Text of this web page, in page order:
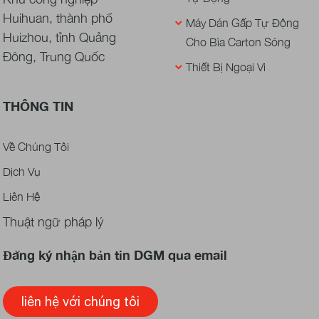
Huihuan, thành phố
Huizhou, tỉnh Quảng
Đông, Trung Quốc
Máy Dán Gấp Tự Động
Cho Bìa Carton Sóng
Thiết Bị Ngoại Vi
THÔNG TIN
Về Chúng Tôi
Dịch Vụ
Liên Hệ
Thuật ngữ pháp lý
Đăng ký nhận bản tin DGM qua email
liên hệ với chúng tôi